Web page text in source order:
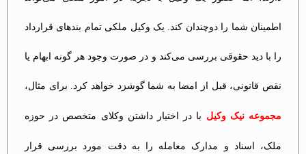
اطمینان شما را دوچندان کند. یک وکیل ملکی تمام بندهای قرارداد
را با دید حقوقی بررسی می‌کند و در صورت وجود هر گونه ابهام یا
نقص قانونی، قبل از امضا به شما گوشزد خواهد کرد. برای مثال،
مجموعه نیک وکیل با در اختیار داشتن وکلای متخصص در حوزه
ملک، اسناد و مدارک معامله را به دقت مورد بررسی قرار